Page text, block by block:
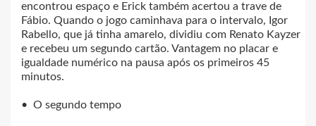
encontrou espaço e Erick também acertou a trave de
Fábio. Quando o jogo caminhava para o intervalo, Igor
Rabello, que já tinha amarelo, dividiu com Renato Kayzer
e recebeu um segundo cartão. Vantagem no placar e
igualdade numérico na pausa após os primeiros 45
minutos.
• O segundo tempo